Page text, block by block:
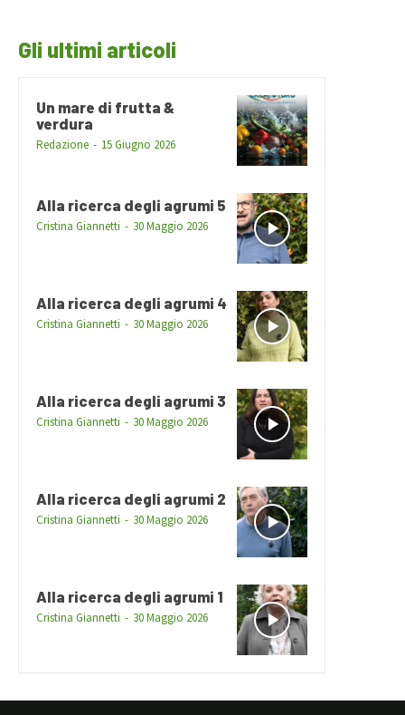
Gli ultimi articoli
Un mare di frutta &
verdura
Redazione - 15 Giugno 2026
Alla ricerca degli agrumi 5
Cristina Giannetti - 30 Maggio 2026
Alla ricerca degli agrumi 4
Cristina Giannetti - 30 Maggio 2026
Alla ricerca degli agrumi 3
Cristina Giannetti - 30 Maggio 2026
Alla ricerca degli agrumi 2
Cristina Giannetti - 30 Maggio 2026
Alla ricerca degli agrumi 1
Cristina Giannetti - 30 Maggio 2026